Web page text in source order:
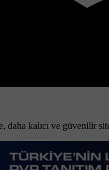
kalıcı ve güvenilir